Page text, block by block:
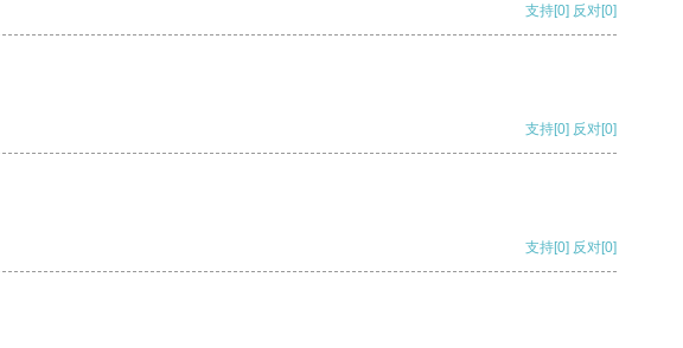
支持[0] 反对[0]
支持[0] 反对[0]
支持[0] 反对[0]